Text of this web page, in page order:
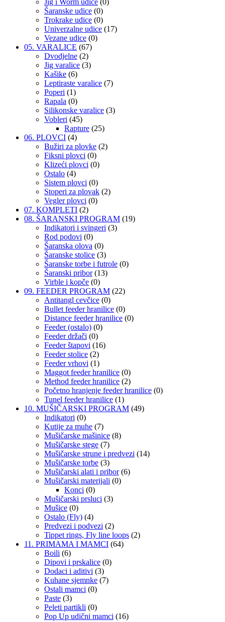
Jig i Worm udice (0)
Šaranske udice (0)
Trokrake udice (0)
Univerzalne udice (17)
Vezane udice (0)
05. VARALICE (67)
Dvodjelne (2)
Jig varalice (3)
Kašike (6)
Leptiraste varalice (7)
Poperi (1)
Rapala (0)
Silikonske varalice (3)
Vobleri (45)
Rapture (25)
06. PLOVCI (4)
Bužiri za plovke (2)
Fiksni plovci (0)
Klizeći plovci (0)
Ostalo (4)
Sistem plovci (0)
Stoperi za plovak (2)
Vegler plovci (0)
07. KOMPLETI (2)
08. ŠARANSKI PROGRAM (19)
Indikatori i svingeri (3)
Rod podovi (0)
Šaranska olova (0)
Šaranske stolice (3)
Šaranske torbe i futrole (0)
Šaranski pribor (13)
Virble i kopče (0)
09. FEEDER PROGRAM (22)
Antitangl cevčice (0)
Bullet feeder hranilice (0)
Distance feeder hranilice (0)
Feeder (ostalo) (0)
Feeder držači (0)
Feeder štapovi (16)
Feeder stolice (2)
Feeder vrhovi (1)
Maggot feeder hranilice (0)
Method feeder hranilice (2)
Početno hranjenje feeder hranilice (0)
Tunel feeder hranilice (1)
10. MUŠIČARSKI PROGRAM (49)
Indikatori (0)
Kutije za muhe (7)
Mušičarske mašinice (8)
Mušičarske stege (7)
Mušičarske strune i predvezi (14)
Mušičarske torbe (3)
Mušičarski alati i pribor (6)
Mušičarski materijali (0)
Konci (0)
Mušičarski prsluci (3)
Mušice (0)
Ostalo (Fly) (4)
Predvezi i podvezi (2)
Tippet rings, Fly line loops (2)
11. PRIMAMA I MAMCI (64)
Boili (6)
Dipovi i prskalice (0)
Dodaci i aditivi (3)
Kuhane sjemnke (7)
Ostali mamci (0)
Paste (3)
Peleti partikli (0)
Pop Up udični mamci (16)